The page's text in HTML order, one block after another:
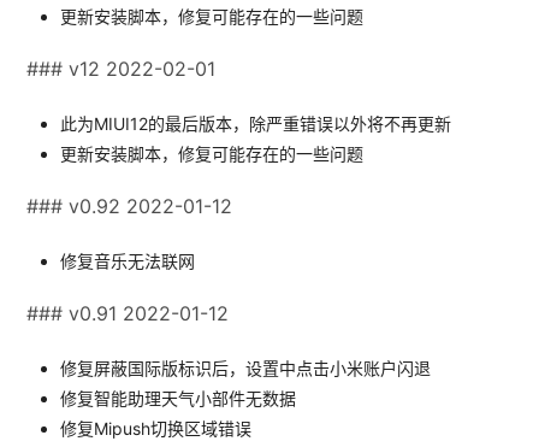
更新安装脚本，修复可能存在的一些问题
### v12 2022-02-01
此为MIUI12的最后版本，除严重错误以外将不再更新
更新安装脚本，修复可能存在的一些问题
### v0.92 2022-01-12
修复音乐无法联网
### v0.91 2022-01-12
修复屏蔽国际版标识后，设置中点击小米账户闪退
修复智能助理天气小部件无数据
修复Mipush切换区域错误